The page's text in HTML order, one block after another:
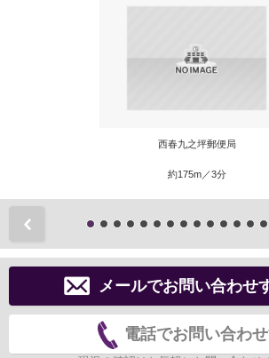
西春九之坪郵便局
約175m／3分
メールでお問い合わせ
電話でお問い合わ